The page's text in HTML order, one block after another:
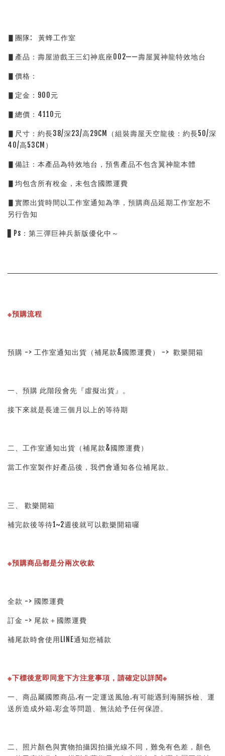
▋團隊:   黃蜂工作室
▋產品：壽屋游戲王三幻神底座002——壽屋翼神龍特效地台
▋價格：
▋定金：900元
▋總價：4110元
▋尺寸：約長38/深23/高29CM（組裝壽屋天空龍後：約長50/深
40/高53CM）
▋備註：本產品為特效地台，預售產品不包含翼神龍本體
▋均包含所有稅金，未包含國際運費
▋實際出貨時間以工作室通知為準，預購商品延期工作室恕不
另行告知
▋Ps：第三彈巨神兵新版優化中～
※預購流程
預購 -> 工作室通知出貨（補尾款&國際運費） ->  歡樂開箱
一、預購 此階段會先『虛擬出貨』。
接下來就是長達三個月以上的等待期
二、工作室通知出貨（補尾款&國際運費）
當工作室製作好產品後，我們會通知各位補尾款。
三、 歡樂開箱
補完款後等待1~2週後就可以歡樂開箱囉
※預購商品都是分兩次收款
全款 -> 國際運費
訂金 -> 尾款＋國際運費
補尾款時會使用LINE通知您補款
※下標後意即同意下方注意事項，請確定以詳閱※
一、商品屬國際商品.有一定運送風險.有可能遇到海關拆檢、運
送所造成外箱.彩盒等問題、無法給予任何保證。
二、照片顏色與實物拍攝因拍攝光線不同，難免有色差，顏色